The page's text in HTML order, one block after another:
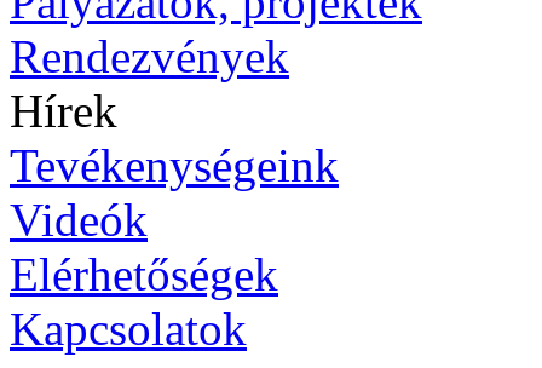
Rendezvények
Hírek
Tevékenységeink
Videók
Elérhetőségek
Kapcsolatok